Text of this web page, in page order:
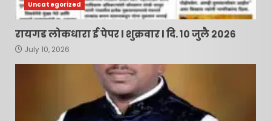
Uncategorized
रायगड लोकधारा ई पेपर l शुक्रवार l दि. १० जुलै २०२६
July 10, 2026